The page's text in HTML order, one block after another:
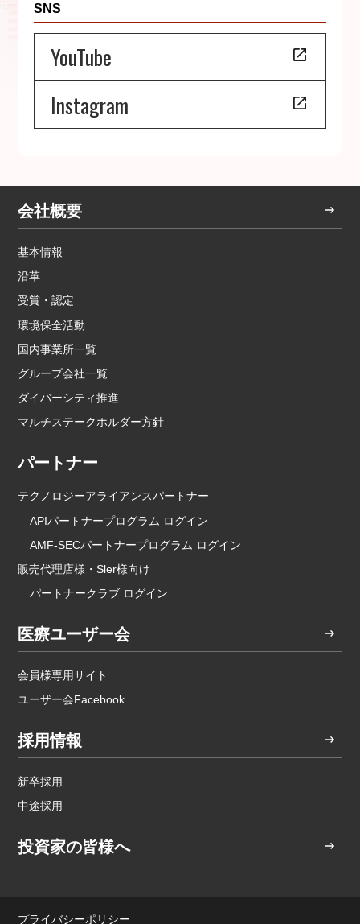
SNS
YouTube
Instagram
会社概要
基本情報
沿革
受賞・認定
環境保全活動
国内事業所一覧
グループ会社一覧
ダイバーシティ推進
マルチステークホルダー方針
パートナー
テクノロジーアライアンスパートナー
APIパートナープログラム ログイン
AMF-SECパートナープログラム ログイン
販売代理店様・Sler様向け
パートナークラブ ログイン
医療ユーザー会
会員様専用サイト
ユーザー会Facebook
採用情報
新卒採用
中途採用
投資家の皆様へ
プライバシーポリシー